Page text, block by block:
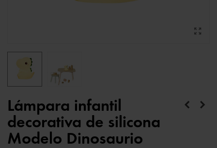
Lámpara infantil
decorativa de silicona
Modelo Dinosaurio